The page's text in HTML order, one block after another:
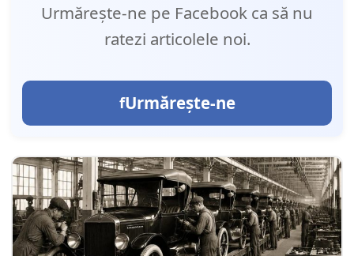
Urmărește-ne pe Facebook ca să nu
ratezi articolele noi.
Urmărește-ne